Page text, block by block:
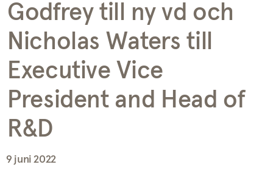
Godfrey till ny vd och
Nicholas Waters till
Executive Vice
President and Head of
R&D
9 juni 2022